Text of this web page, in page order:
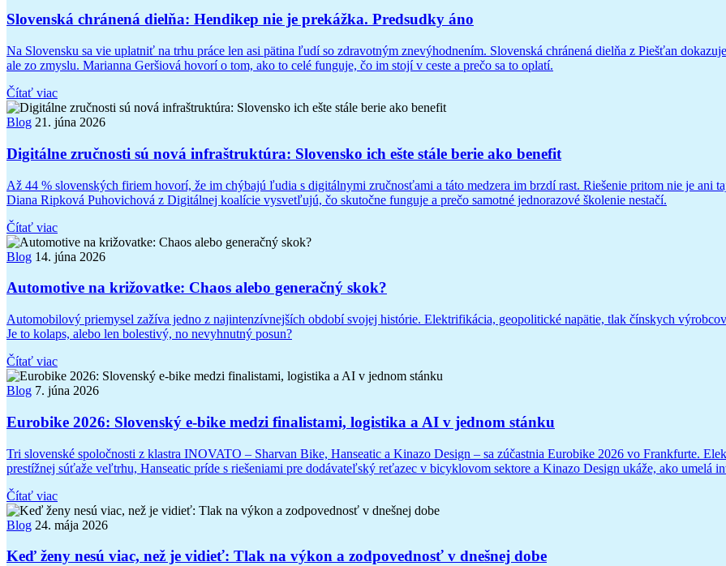
Slovenská chránená dielňa: Hendikep nie je prekážka. Predsudky áno
Na Slovensku sa vie uplatniť na trhu práce len asi pätina ľudí so zdravotným znevýhodnením. Slovenská chránená dielňa z Piešťan
ale zo zmyslu. Marianna Geršiová hovorí o tom, ako to celé funguje, čo im stojí v ceste a prečo sa to oplatí.
Čítať viac
Blog 21. júna 2026
Digitálne zručnosti sú nová infraštruktúra: Slovensko ich ešte stále berie ako benefit
Až 44 % slovenských firiem hovorí, že im chýbajú ľudia s digitálnymi zručnosťami a táto medzera im brzdí rast. Riešenie pritom nie je ani
Diana Ripková Puhovichová z Digitálnej koalície vysvetľujú, čo skutočne funguje a prečo samotné jednorazové školenie nestačí.
Čítať viac
Blog 14. júna 2026
Automotive na križovatke: Chaos alebo generačný skok?
Automobilový priemysel zažíva jedno z najintenzívnejších období svojej histórie. Elektrifikácia, geopolitické napätie, tlak čínskych
Je to kolaps, alebo len bolestivý, no nevyhnutný posun?
Čítať viac
Blog 7. júna 2026
Eurobike 2026: Slovenský e-bike medzi finalistami, logistika a AI v jednom stánku
Tri slovenské spoločnosti z klastra INOVATO – Sharvan Bike, Hanseatic a Kinazo Design – sa zúčastnia Eurobike 2026 vo Frankfurte.
prestížnej súťaže veľtrhu, Hanseatic príde s riešeniami pre dodávateľský reťazec v bicyklovom sektore a Kinazo Design ukáže, ako umelá
Čítať viac
Blog 24. mája 2026
Keď ženy nesú viac, než je vidieť: Tlak na výkon a zodpovednosť v dnešnej dobe